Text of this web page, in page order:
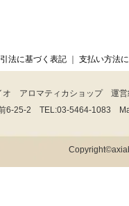
法に基づく表記 支払い方法
オ アロマティカショップ 運営
6-25-2 TEL:03-5464-1083